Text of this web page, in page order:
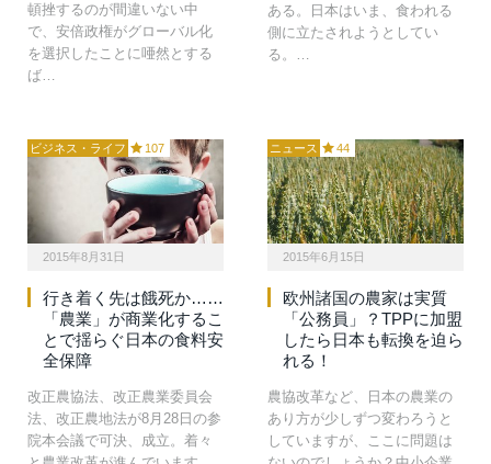
頓挫するのが間違いない中
で、安倍政権がグローバル化
を選択したことに唖然とする
ば…
ある。日本はいま、食われる
側に立たされようとしてい
る。…
ビジネス・ライフ 107
2015年8月31日
行き着く先は餓死か……
「農業」が商業化するこ
とで揺らぐ日本の食料安
全保障
改正農協法、改正農業委員会
法、改正農地法が8月28日の参
院本会議で可決、成立。着々
ニュース 44
2015年6月15日
欧州諸国の農家は実質
「公務員」？TPPに加盟
したら日本も転換を迫ら
れる！
農協改革など、日本の農業の
あり方が少しずつ変わろうと
していますが、ここに問題は